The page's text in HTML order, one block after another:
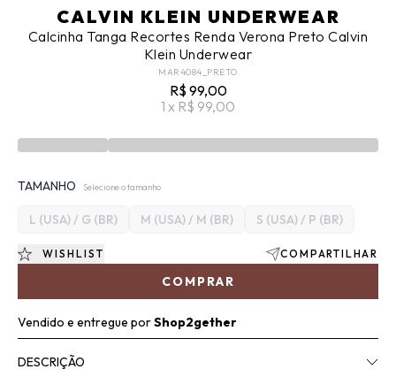
CALVIN KLEIN UNDERWEAR
Calcinha Tanga Recortes Renda Verona Preto Calvin
Klein Underwear
MAR4084_PRETO
R$ 99,00
1 x R$ 99,00
TAMANHO Selecione o tamanho
L (USA) / G (BR) M (USA) / M (BR) S (USA) / P (BR)
COMPRAR
WISHLIST COMPARTILHAR
Vendido e entregue porShop2gether
DESCRIÇÃO